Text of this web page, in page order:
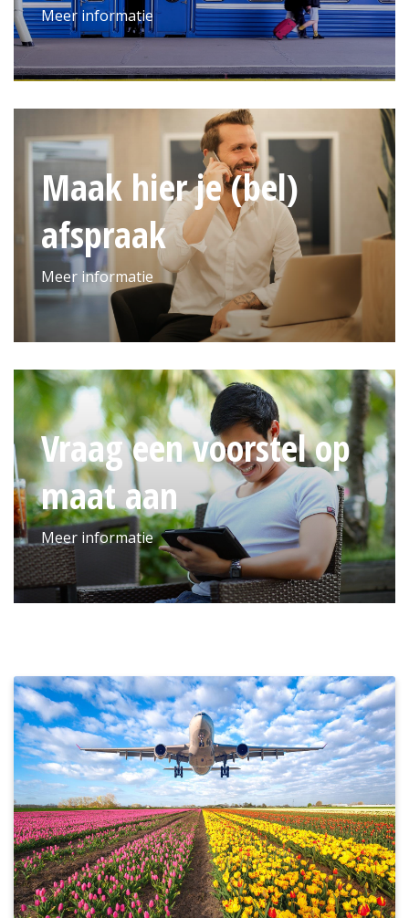
Meer informatie
Maak hier je (bel)
afspraak
Meer informatie
Vraag een voorstel op
maat aan
Meer informatie